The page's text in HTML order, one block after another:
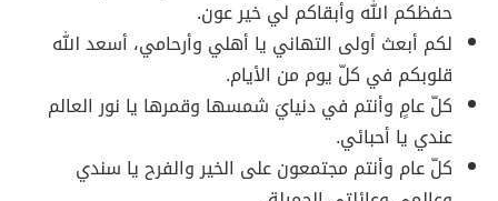
حفظكم الله وأبقاكم لي خير عون.
لكم أبعث أولى التهاني يا أهلي وأرحامي، أسعد الله
قلوبكم في كلّ يوم من الأيام.
كلّ عامٍ وأنتم في دنيايَ شمسها وقمرها يا نور العالم
عندي يا أحبائي.
كلّ عام وأنتم مجتمعون على الخير والفرح يا سندي